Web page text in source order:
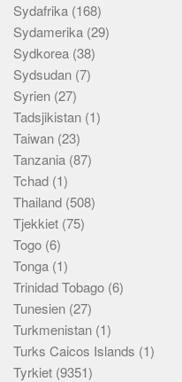
Sydafrika (168)
Sydamerika (29)
Sydkorea (38)
Sydsudan (7)
Syrien (27)
Tadsjikistan (1)
Taiwan (23)
Tanzania (87)
Tchad (1)
Thailand (508)
Tjekkiet (75)
Togo (6)
Tonga (1)
Trinidad Tobago (6)
Tunesien (27)
Turkmenistan (1)
Turks Caicos Islands (1)
Tyrkiet (9351)